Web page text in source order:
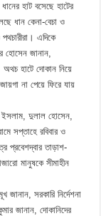
হাট বসেছে হাটের
ধান কেনা-বেচা ও
এদিকে
হোসেন জানান,
অথচ হাটে দোকান নিয়ে
না পেয়ে ফিরে যায়
ইসলাম, দুলাল হোসেন,
সপ্তাহে রবিবার ও
প্রবেশদ্বার তাড়াশ-
মানুষকে সীমাহীন
সরকারি নির্দেশনা
জানান, দোকানিদের